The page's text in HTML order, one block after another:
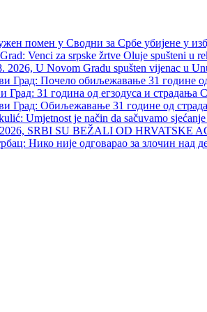
помен у Сводни за Србе убијене у
Venci za srpske žrtve Oluje spušteni u
U Novom Gradu spušten vijenac u
Град: Почело обиљежавање 31 године од
31 година од егзодуса и страдања
Град: Обиљежавање 31 године од
Umjetnost je način da sačuvamo
SRBI SU BEŽALI OD HRVATSKE
Нико није одговарао за злочин над